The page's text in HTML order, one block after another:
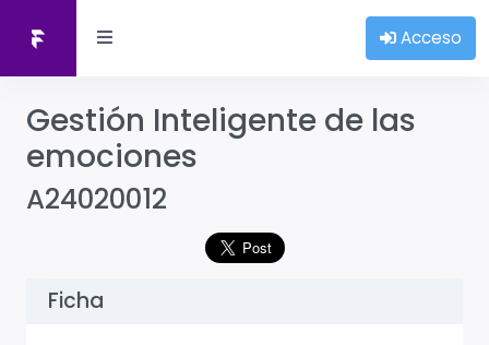
Acceso
Gestión Inteligente de las
emociones
A24020012
Ficha